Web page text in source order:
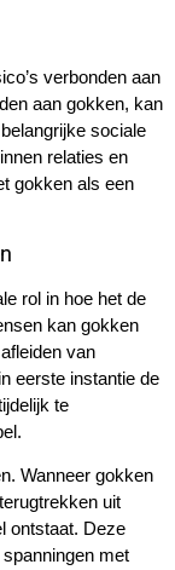
verbonden aan
aan gokken, kan
sociale
relaties en
gokken als een
rol in hoe het de
kan gokken
van
eerste instantie de
te
Wanneer gokken
uit
ontstaat. Deze
met